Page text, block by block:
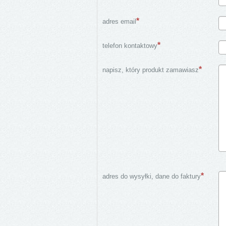
adres email
telefon kontaktowy
napisz, który produkt zamawiasz
adres do wysyłki, dane do faktury